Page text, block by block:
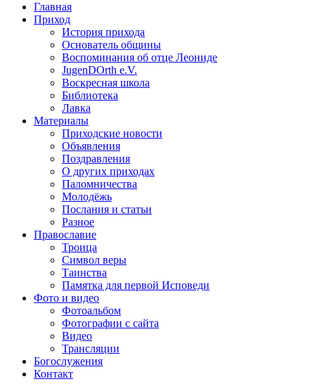
Главная
Приход
История прихода
Основатель общины
Воспоминания об отце Леониде
JugenDOrth e.V.
Воскресная школа
Библиотека
Лавка
Материалы
Приходские новости
Объявления
Поздравления
О других приходах
Паломничества
Молодёжь
Послания и статьи
Разное
Православие
Троица
Символ веры
Таинства
Памятка для первой Исповеди
Фото и видео
Фотоальбом
Фотографии с сайта
Видео
Трансляции
Богослужения
Контакт